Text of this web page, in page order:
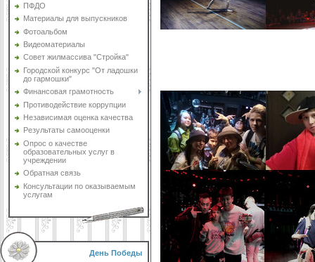
ПФДО
Материалы для выпускников
Фотоальбом
Видеоматериалы
Совет жилмассива "Стройка"
Городской конкурс "От ладошки
до гармошки"
Финансовая грамотность
Противодействие коррупции
Независимая оценка качества
Результаты самооценки
Опрос о качестве
образовательных услуг в
учреждении
Обратная связь
Консультации по оказываемым
услугам
День Победы